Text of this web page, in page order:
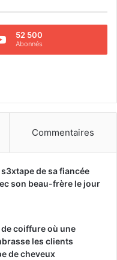
52 500
Abonnés
Commentaires
de sa fiancée
son beau-frère le jour
coiffure où une
les clients
de cheveux